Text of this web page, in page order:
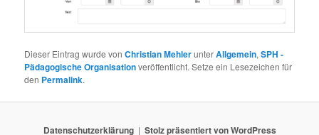
Dieser Eintrag wurde vonChristian MehlerunterAllgemein,SPH -
Pädagogische Organisationveröffentlicht. Setze ein Lesezeichen für
den Permalink.
Datenschutzerklärung Stolz präsentiert von WordPress